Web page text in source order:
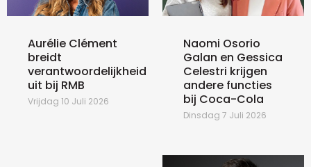
Aurélie Clément
breidt
verantwoordelijkheid
uit bij RMB
Vrijdag 10 Juli 2026
Naomi Osorio
Galan en Gessica
Celestri krijgen
andere functies
bij Coca-Cola
Dinsdag 7 Juli 2026